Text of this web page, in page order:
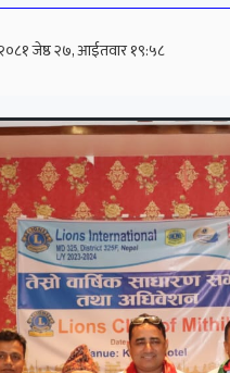
जेष्ठ २७, आईतवार १९:५८